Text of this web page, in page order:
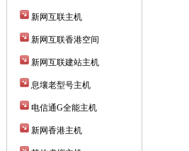
新网互联主机
新网互联香港空间
新网互联建站主机
息壤老型号主机
电信通G全能主机
新网香港主机